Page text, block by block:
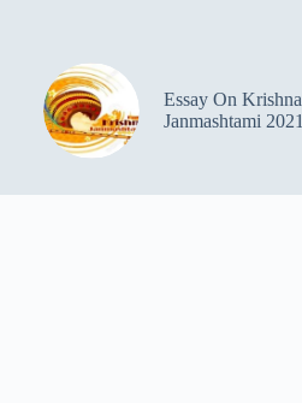
Essay On Krishna
Janmashtami 2021